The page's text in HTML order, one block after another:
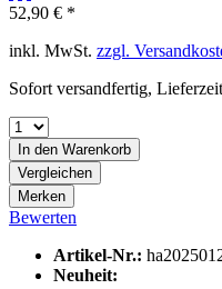
52,90 € *
inkl. MwSt. zzgl.
Sofort versandfertig,
In den Warenkorb
Vergleichen
Merken
Bewerten
Artikel-Nr.:
Neuheit: